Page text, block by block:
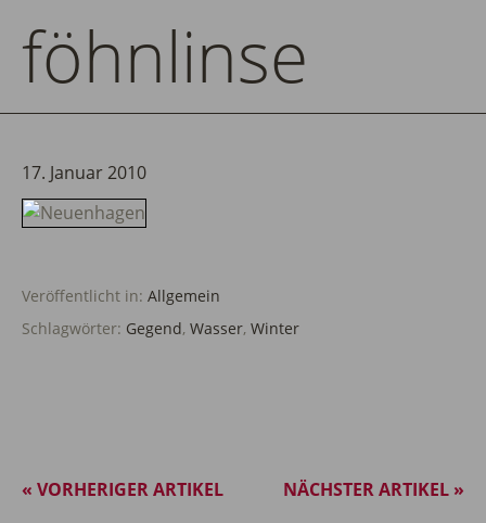
föhnlinse
17. Januar 2010
Veröffentlicht in: Allgemein
Schlagwörter: Gegend, Wasser, Winter
NÄCHSTER ARTIKEL »
« VORHERIGER ARTIKEL